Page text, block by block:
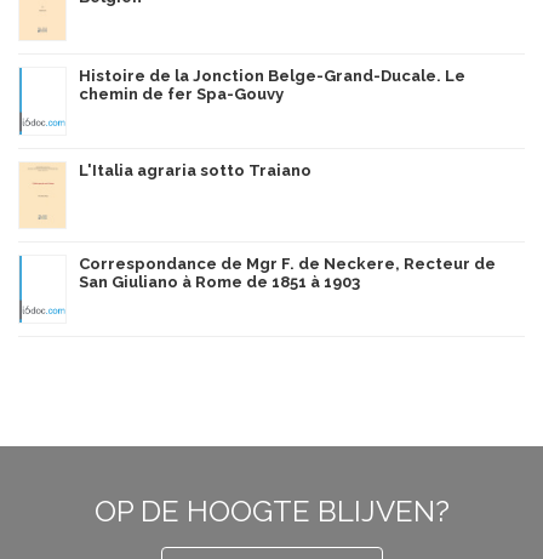
Histoire de la Jonction Belge-Grand-Ducale. Le
chemin de fer Spa-Gouvy
L'Italia agraria sotto Traiano
Correspondance de Mgr F. de Neckere, Recteur de
San Giuliano à Rome de 1851 à 1903
OP DE HOOGTE BLIJVEN?